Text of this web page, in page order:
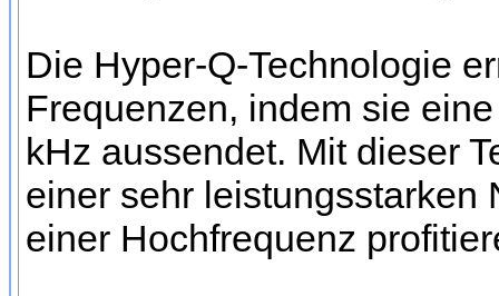
Die Hyper-Q-Technologie
Frequenzen, indem sie
kHz aussendet. Mit dieser
einer sehr leistungsstarken
einer Hochfrequenz